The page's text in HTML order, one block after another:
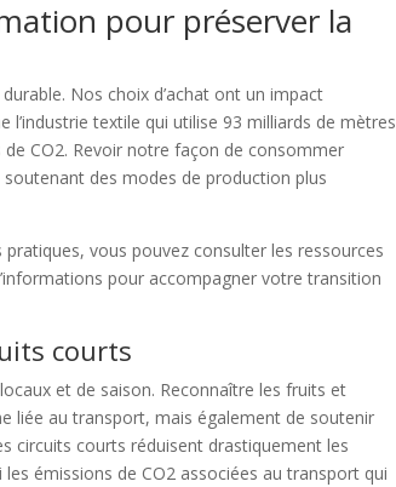
pour préserver la
Nos choix d’achat ont un impact
textile qui utilise 93 milliards de mètres
CO2. Revoir notre façon de consommer
des modes de production plus
vous pouvez consulter les ressources
pour accompagner votre transition
courts
et de saison. Reconnaître les fruits et
liée au transport, mais également de soutenir
circuits courts réduisent drastiquement les
émissions de CO2 associées au transport qui